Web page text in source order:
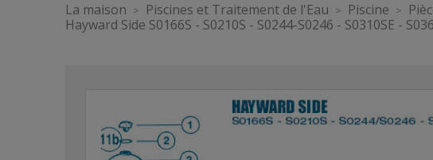
La maison Piscines et Traitement de l'Eau Piscine
Hayward Side S0166S - S0210S - S0244-S0246 - S0310SE -